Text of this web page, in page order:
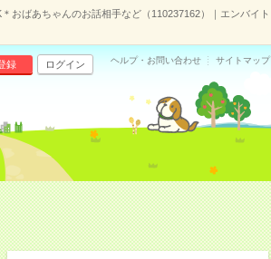
おばあちゃんのお話相手など（110237162）｜エンバイト
録 ログイン ヘルプ・お問い合わせ サイトマップ